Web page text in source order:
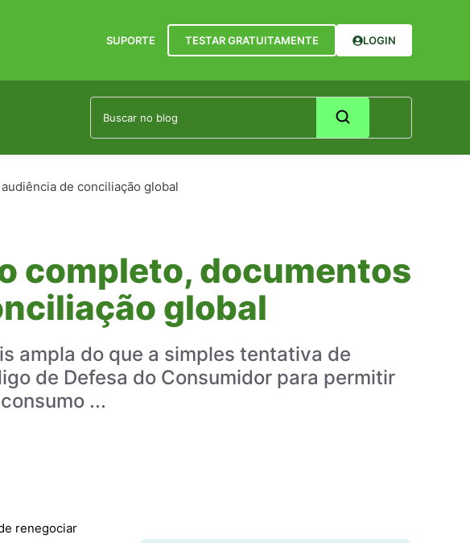
SUPORTE TESTAR GRATUITAMENTE LOGIN
de conciliação global
completo, documentos
global
ampla do que a simples tentativa de
de Defesa do Consumidor para permitir
...
renegociar